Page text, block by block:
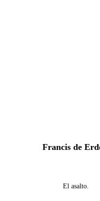
Francis de
El asalto.